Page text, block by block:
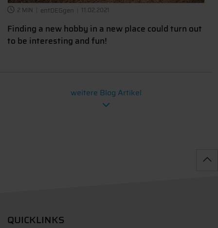
2 MIN entDEGgen 11.02.2021
Finding a new hobby in a new place could turn out
to be interesting and fun!
weitere Blog Artikel
QUICKLINKS